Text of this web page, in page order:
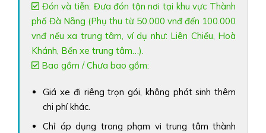
Đón và tiễn: Đưa đón tận nơi tại khu vực Thành
phố Đà Nẵng (Phụ thu từ 50.000 vnđ đến 100.000
vnđ nếu xa trung tâm, ví dụ như: Liên Chiểu, Hoà
Khánh, Bến xe trung tâm…).
Bao gồm / Chưa bao gồm:
Giá xe đi riêng trọn gói, không phát sinh thêm
chi phí khác.
Chỉ áp dụng trong phạm vi trung tâm thành